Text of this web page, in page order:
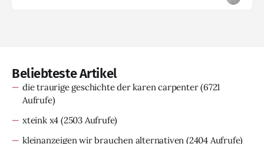
Beliebteste Artikel
die traurige geschichte der karen carpenter(6721
Aufrufe)
xteink x4 (2503 Aufrufe)
kleinanzeigen wir brauchen alternativen (2404 Aufrufe)